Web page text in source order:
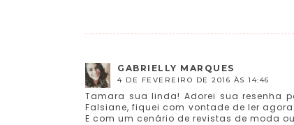
GABRIELLY MARQUES
4 DE FEVEREIRO DE 2016 ÀS 14:46
Tamara sua linda! Adorei sua resenha
Falsiane, fiquei com vontade de ler
E com um cenário de revistas de moda